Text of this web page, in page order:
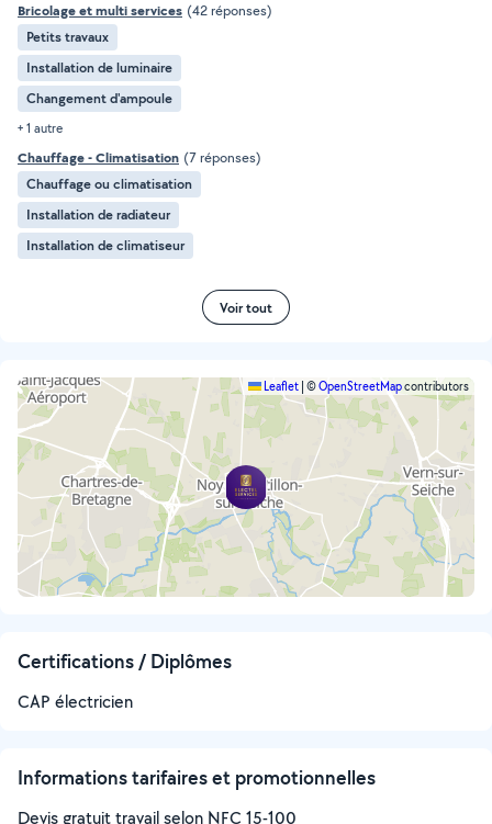
Bricolage et multi services (42 réponses)
Petits travaux
Installation de luminaire
Changement d'ampoule
+ 1 autre
Chauffage - Climatisation (7 réponses)
Chauffage ou climatisation
Installation de radiateur
Installation de climatiseur
Voir tout
Leaflet ©OpenStreetMapcontributors
Certifications / Diplômes
CAP électricien
Informations tarifaires et promotionnelles
Devis gratuit travail selon NFC 15-100